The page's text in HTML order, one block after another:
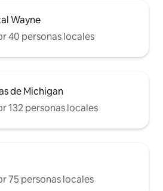
Wayne
40 personas locales
de Michigan
132 personas locales
75 personas locales